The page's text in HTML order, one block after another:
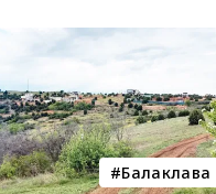
Балаклава